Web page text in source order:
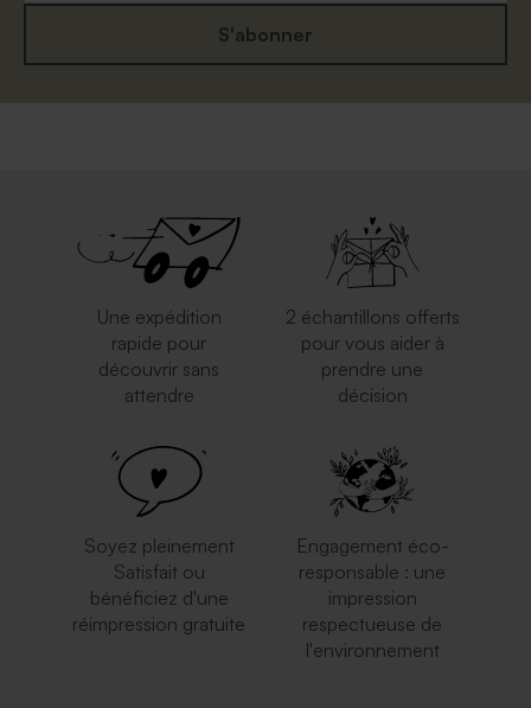
S'abonner
Une expédition
rapide pour
découvrir sans
attendre
2 échantillons offerts
pour vous aider à
prendre une
décision
Soyez pleinement
Satisfait ou
bénéficiez d'une
réimpression gratuite
Engagement éco-
responsable : une
impression
respectueuse de
l'environnement